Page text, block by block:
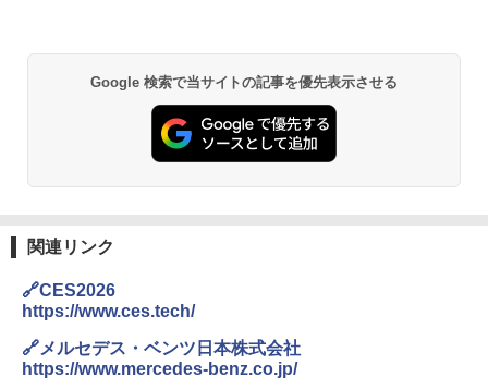
Google 検索で当サイトの記事を優先表示させる
関連リンク
🔗CES2026
https://www.ces.tech/
🔗メルセデス・ベンツ日本株式会社
https://www.mercedes-benz.co.jp/